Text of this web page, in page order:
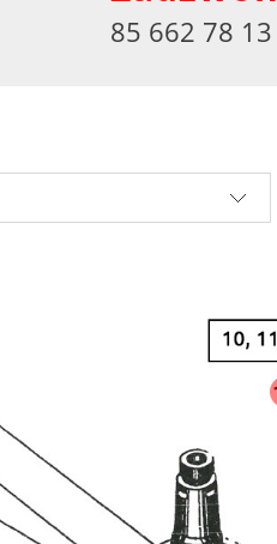
85 662 78